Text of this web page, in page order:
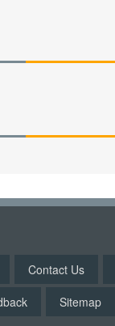
Contact Us
Sitemap